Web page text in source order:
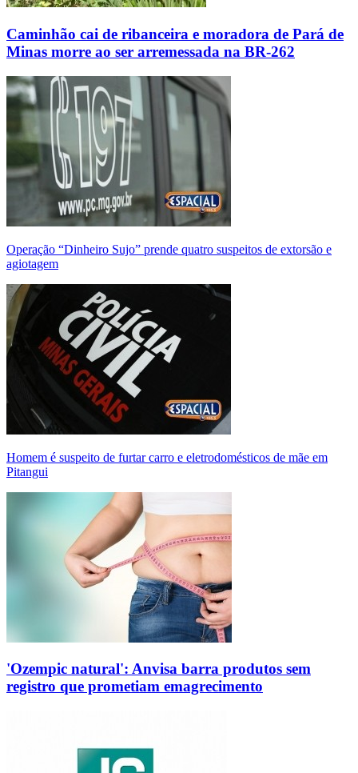
Caminhão cai de ribanceira e moradora de Pará de
Minas morre ao ser arremessada na BR-262
Operação “Dinheiro Sujo” prende quatro suspeitos de extorsão e
agiotagem
Homem é suspeito de furtar carro e eletrodomésticos de mãe em
Pitangui
'Ozempic natural': Anvisa barra produtos sem
registro que prometiam emagrecimento